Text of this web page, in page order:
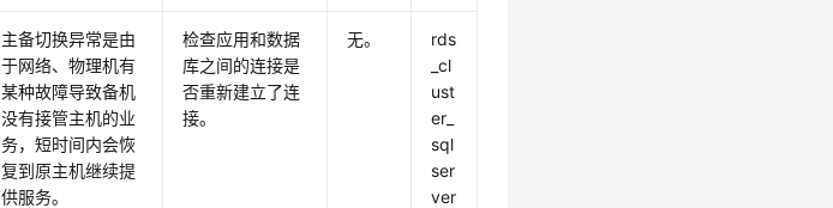
主备切换异常是由
于网络、物理机有
某种故障导致备机
没有接管主机的业
务，短时间内会恢
复到原主机继续提
供服务。
检查应用和数据
库之间的连接是
否重新建立了连
接。
无。
rds
_cl
ust
er_
sql
ser
ver